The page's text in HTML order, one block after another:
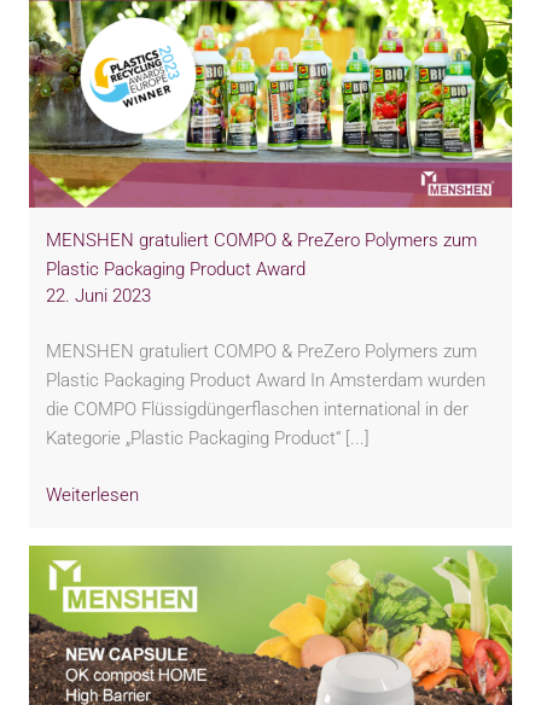
MENSHEN gratuliert COMPO & PreZero Polymers zum
Plastic Packaging Product Award
22. Juni 2023
MENSHEN gratuliert COMPO & PreZero Polymers zum
Plastic Packaging Product Award In Amsterdam wurden
die COMPO Flüssigdüngerflaschen international in der
Kategorie „Plastic Packaging Product“ [...]
Weiterlesen